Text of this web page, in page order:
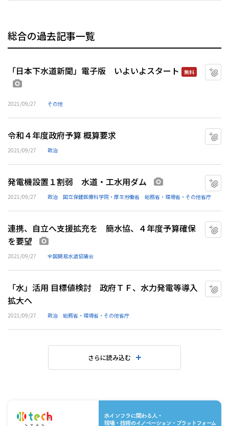
総合の過去記事一覧
「日本下水道新聞」電子版 いよいよスタート 無料
2021/09/27 その他
令和４年度政府予算 概算要求
2021/09/27 政治
発電機設置１割弱 水道・工水用ダム
2021/09/27 政治 国立保健医療科学院・厚生労働省 総務省・環境省・その他省庁
連携、自立へ支援拡充を 簡水協、４年度予算確保
を要望
2021/09/27 全国簡易水道協議会
「水」活用 目標値検討 政府ＴＦ、水力発電等導入
拡大へ
2021/09/27 政治 総務省・環境省・その他省庁
さらに読み込む